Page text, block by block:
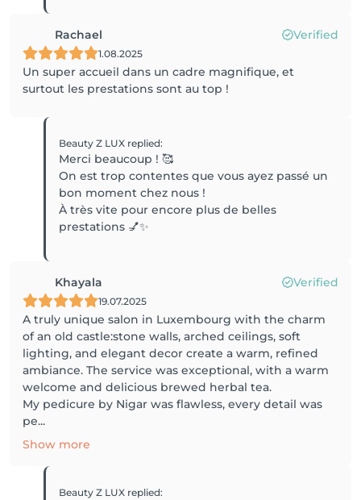
Rachael Verified
1.08.2025
Un super accueil dans un cadre magnifique, et
surtout les prestations sont au top !
Beauty Z LUX replied:
Merci beaucoup ! 🥰
On est trop contentes que vous ayez passé un
bon moment chez nous !
À très vite pour encore plus de belles
prestations 💅✨
Khayala Verified
19.07.2025
A truly unique salon in Luxembourg with the charm
of an old castle:stone walls, arched ceilings, soft
lighting, and elegant decor create a warm, refined
ambiance. The service was exceptional, with a warm
welcome and delicious brewed herbal tea.
My pedicure by Nigar was flawless, every detail was
pe...
Show more
Beauty Z LUX replied: